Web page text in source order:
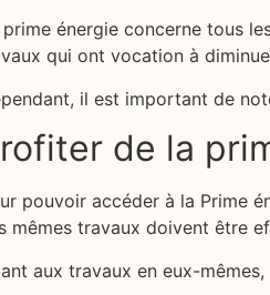
prime énergie concerne tous
qui ont vocation à
il est important de
de la
pouvoir accéder à la Prime
mêmes travaux doivent être
aux travaux en eux-